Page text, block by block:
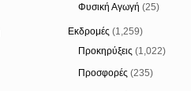
Φυσική Αγωγή (25)
Εκδρομές (1,259)
Προκηρύξεις (1,022)
Προσφορές (235)